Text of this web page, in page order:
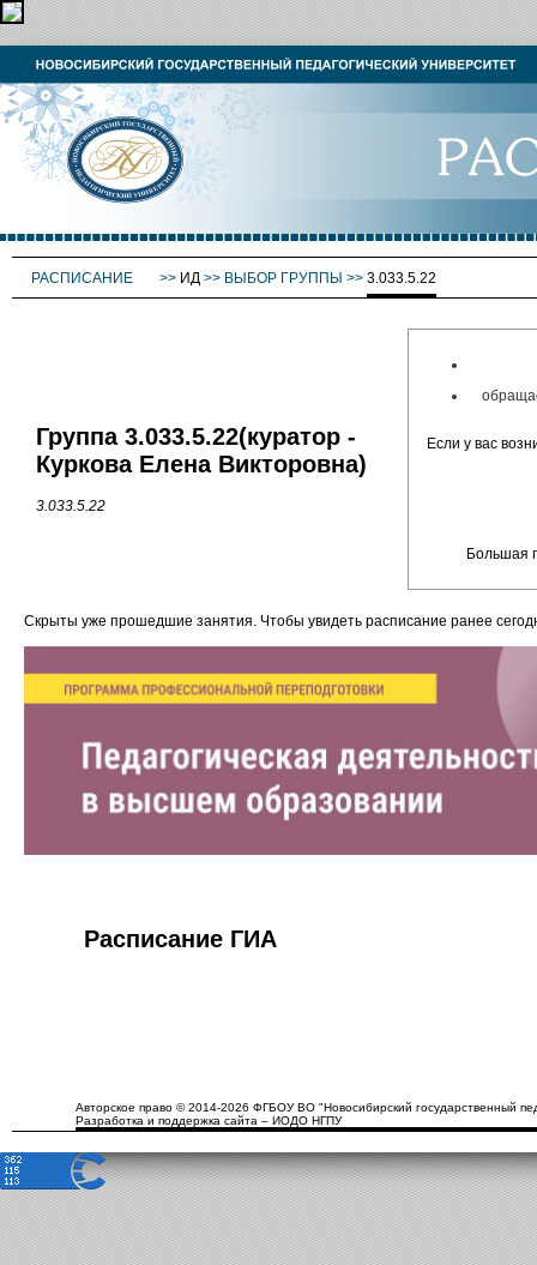
РАСПИСАНИЕ >> ИД >> ВЫБОР ГРУППЫ >> 3.033.5.22
Группа 3.033.5.22(куратор -
Куркова Елена Викторовна)
3.033.5.22
Если у вас
Большая
Скрыты уже прошедшие занятия. Чтобы увидеть расписание ранее
Расписание ГИА
Авторское право © 2014-2026 ФГБОУ ВО "Новосибирский государственный
Разработка и поддержка сайта – ИОДО НГПУ